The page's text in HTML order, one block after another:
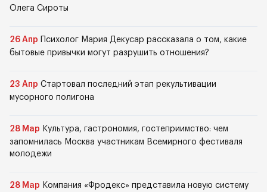
Олега Сироты
26 Апр
Психолог Мария Декусар рассказала о том, какие
бытовые привычки могут разрушить отношения?
23 Апр Стартовал последний этап рекультивации
мусорного полигона
28 Мар Культура, гастрономия, гостеприимство: чем
запомнилась Москва участникам Всемирного фестиваля
молодежи
28 Мар Компания «Фродекс» представила новую систему